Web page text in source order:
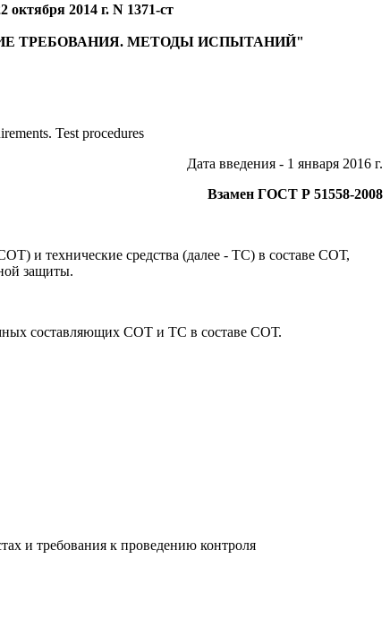
2014 г. N 1371-ст
ТРЕБОВАНИЯ. МЕТОДЫ ИСПЫТАНИЙ"
Test procedures
Дата введения - 1 января 2016 г.
Взамен ГОСТ Р 51558-2008
и технические средства (далее - ТС) в составе СОТ,
защиты.
составляющих СОТ и ТС в составе СОТ.
и требования к проведению контроля